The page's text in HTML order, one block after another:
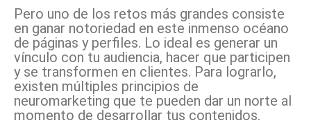
Pero uno de los retos más grandes consiste
en ganar notoriedad en este inmenso océano
de páginas y perfiles. Lo ideal es generar un
vínculo con tu audiencia, hacer que participen
y se transformen en clientes. Para lograrlo,
existen múltiples principios de
neuromarketing que te pueden dar un norte al
momento de desarrollar tus contenidos.